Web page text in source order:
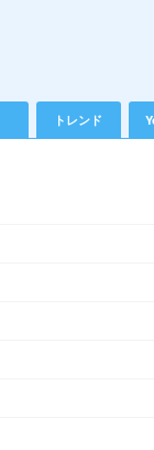
トレンド